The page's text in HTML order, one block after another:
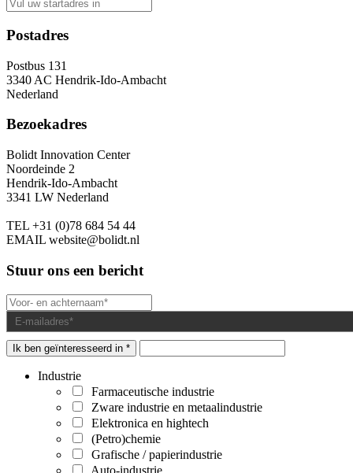
Postadres
Postbus 131
3340 AC Hendrik-Ido-Ambacht
Nederland
Bezoekadres
Bolidt Innovation Center
Noordeinde 2
Hendrik-Ido-Ambacht
3341 LW Nederland
TEL +31 (0)78 684 54 44
EMAIL website@bolidt.nl
Stuur ons een bericht
Ik ben geïnteresseerd in *
Industrie
Farmaceutische industrie
Zware industrie en metaalindustrie
Elektronica en hightech
(Petro)chemie
Grafische / papierindustrie
Auto-industrie